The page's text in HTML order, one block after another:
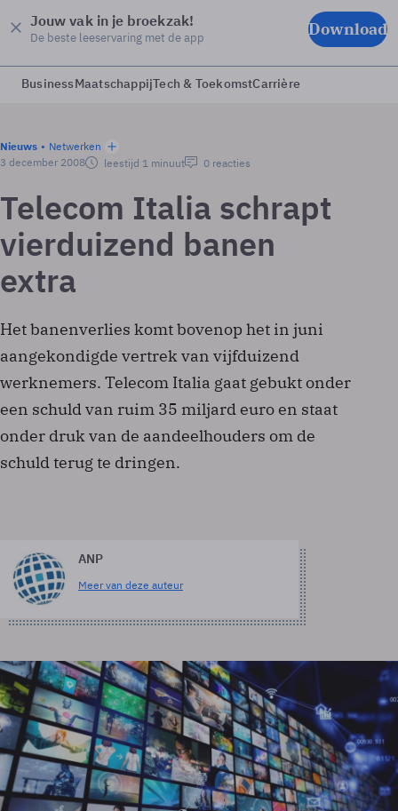
Jouw vak in je broekzak!
De beste leeservaring met de app Download
BusinessMaatschappijTech & ToekomstCarrière
Nieuws
Netwerken
3 december 2008
leestijd 1 minuut 0 reacties
Telecom Italia schrapt
vierduizend banen
extra
Het banenverlies komt bovenop het in juni
aangekondigde vertrek van vijfduizend
werknemers. Telecom Italia gaat gebukt onder
een schuld van ruim 35 miljard euro en staat
onder druk van de aandeelhouders om de
schuld terug te dringen.
ANP
Meer van deze auteur